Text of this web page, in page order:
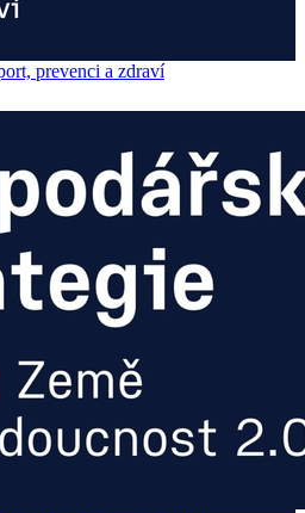
prevenci a zdraví